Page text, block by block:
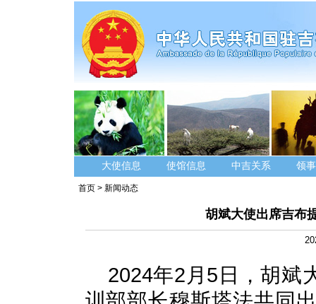
大使信息 使馆信息 中吉关系 领
首页 > 新闻动态
胡斌大使出席吉布
2024年2月5日，胡斌